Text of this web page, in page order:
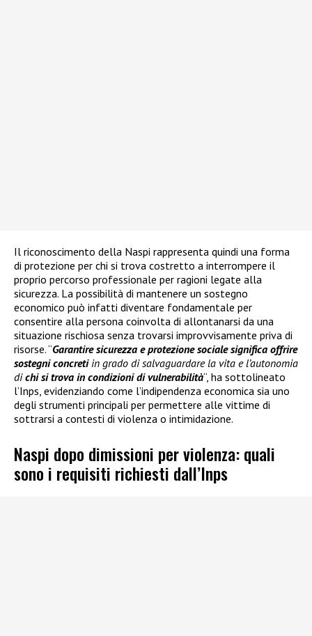
Il riconoscimento della Naspi rappresenta quindi una forma
di protezione per chi si trova costretto a interrompere il
proprio percorso professionale per ragioni legate alla
sicurezza. La possibilità di mantenere un sostegno
economico può infatti diventare fondamentale per
consentire alla persona coinvolta di allontanarsi da una
situazione rischiosa senza trovarsi improvvisamente priva di
risorse. “Garantire sicurezza e protezione sociale significa offrire
sostegni concretiin grado di salvaguardare la vita e l’autonomia
dichi si trova in condizioni di vulnerabilità“, ha sottolineato
l’Inps, evidenziando come l’indipendenza economica sia uno
degli strumenti principali per permettere alle vittime di
sottrarsi a contesti di violenza o intimidazione.
Naspi dopo dimissioni per violenza: quali
sono i requisiti richiesti dall’Inps